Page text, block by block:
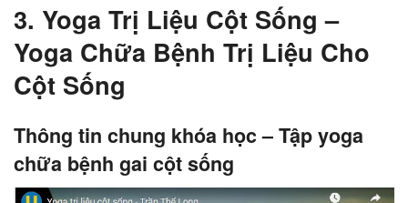
3. Yoga Trị Liệu Cột Sống –
Yoga Chữa Bệnh Trị Liệu Cho
Cột Sống
Thông tin chung khóa học – Tập yoga
chữa bệnh gai cột sống